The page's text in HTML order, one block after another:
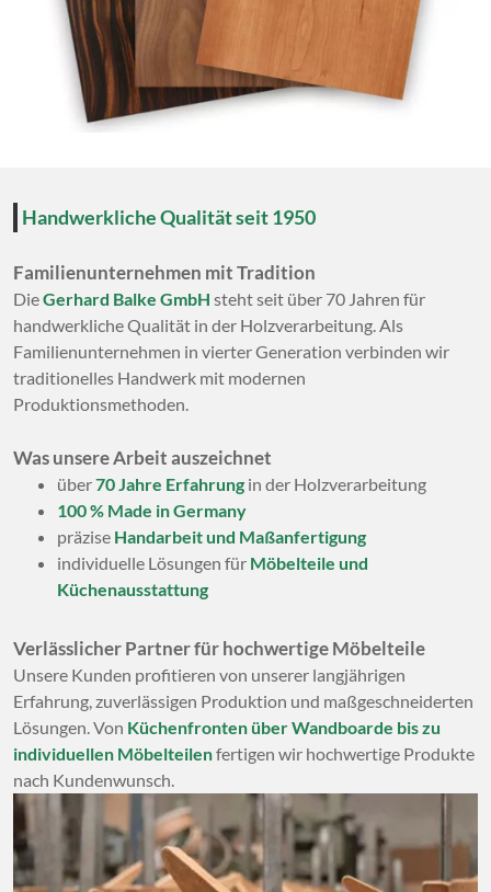
Handwerkliche Qualität seit 1950
Familienunternehmen mit Tradition
DieGerhard Balke GmbH steht seit über 70 Jahren für
handwerkliche Qualität in der Holzverarbeitung. Als
Familienunternehmen in vierter Generation verbinden wir
traditionelles Handwerk mit modernen
Produktionsmethoden.
Was unsere Arbeit auszeichnet
über70 Jahre Erfahrung in der Holzverarbeitung
100 % Made in Germany
präzise Handarbeit und Maßanfertigung
individuelle Lösungen für Möbelteile und
Küchenausstattung
Verlässlicher Partner für hochwertige Möbelteile
Unsere Kunden profitieren von unserer langjährigen
Erfahrung, zuverlässigen Produktion und maßgeschneiderten
Lösungen. Von Küchenfronten über Wandboarde bis zu
individuellen Möbelteilenfertigen wir hochwertige Produkte
nach Kundenwunsch.